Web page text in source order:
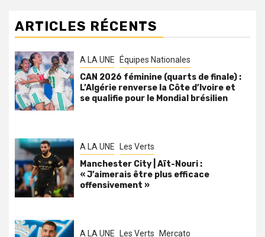
ARTICLES RÉCENTS
A LA UNE Équipes Nationales
CAN 2026 féminine (quarts de finale) :
L’Algérie renverse la Côte d’Ivoire et
se qualifie pour le Mondial brésilien
A LA UNE Les Verts
Manchester City | Aït-Nouri :
« J’aimerais être plus efficace
offensivement »
A LA UNE Les Verts Mercato